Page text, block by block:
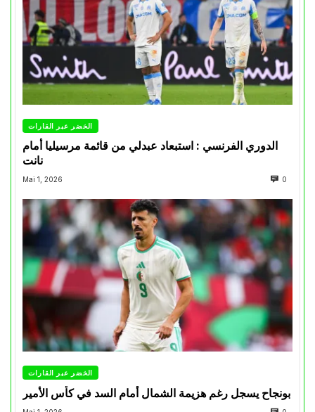
الخضر عبر القارات
الدوري الفرنسي : استبعاد عبدلي من قائمة مرسيليا أمام
نانت
Mai 1, 2026 0
الخضر عبر القارات
بونجاح يسجل رغم هزيمة الشمال أمام السد في كأس الأمير